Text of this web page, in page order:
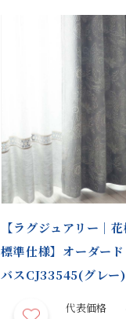
【ラグジュアリー｜
標準仕様】オーダー
バスCJ33545(グレー)
代表価格